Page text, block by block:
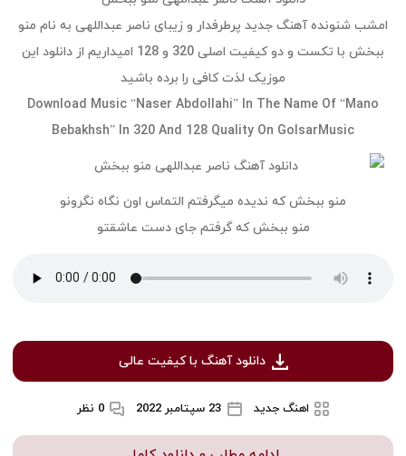
امشب شنونده آهنگ جدید پرطرفدار و زیبای ناصر عبداللهی به نام منو
ببخش با تکست و دو کیفیت اصلی 320 و 128 امیداریم از دانلود این
موزیک لذت کافی را برده باشید
Download Music “Naser Abdollahi” In The Name Of “Mano
Bebakhsh” In 320 And 128 Quality On GolsarMusic
منو ببخش که ندیده میگرفتم التماس اون نگاه نگرونو
منو ببخش که گرفتم جای دست عاشقتو
دانلود آهنگ با کیفیت عالی
اهنگ جدید 23 سپتامبر 2022 0 نظر